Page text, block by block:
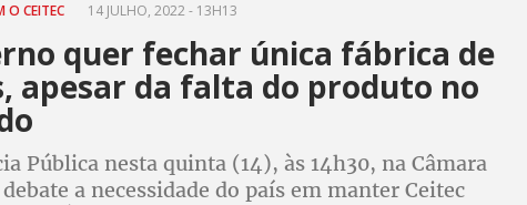
O CEITEC 14 JULHO, 2022 - 13H13
quer fechar única fábrica de
apesar da falta do produto no
Pública nesta quinta (14), às 14h30, na Câmara
a necessidade do país em manter Ceitec